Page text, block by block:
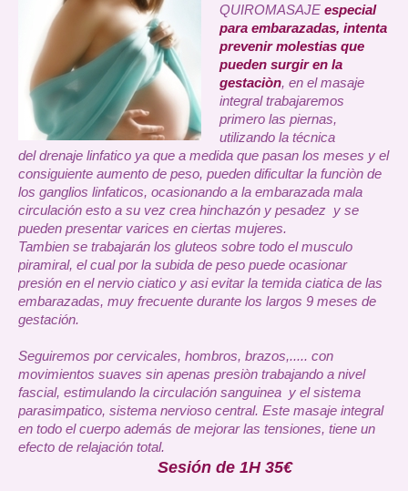
QUIROMASAJE especial
para embarazadas, intenta
prevenir molestias que
pueden surgir en la
gestaciòn, en el masaje
integral trabajaremos
primero las piernas,
utilizando la técnica
del drenaje linfatico ya que a medida que pasan los meses y el
consiguiente aumento de peso, pueden dificultar la funciòn de
los ganglios linfaticos, ocasionando a la embarazada mala
circulación esto a su vez crea hinchazón y pesadez y se
pueden presentar varices en ciertas mujeres.
Tambien se trabajarán los gluteos sobre todo el musculo
piramiral, el cual por la subida de peso puede ocasionar
presión en el nervio ciatico y asi evitar la temida ciatica de las
embarazadas, muy frecuente durante los largos 9 meses de
gestación.
Seguiremos por cervicales, hombros, brazos,..... con
movimientos suaves sin apenas presiòn trabajando a nivel
fascial, estimulando la circulación sanguinea y el sistema
parasimpatico, sistema nervioso central. Este masaje integral
en todo el cuerpo además de mejorar las tensiones, tiene un
efecto de relajación total.
Sesión de 1H 35€